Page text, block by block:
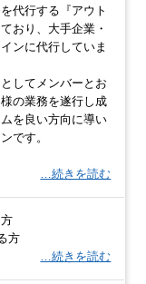
代行する『アウト
おり、大手企業・
ンに代行していま
してメンバーとお
の業務を遂行し成
を良い方向に導い
です。
…続きを読む
方
…続きを読む